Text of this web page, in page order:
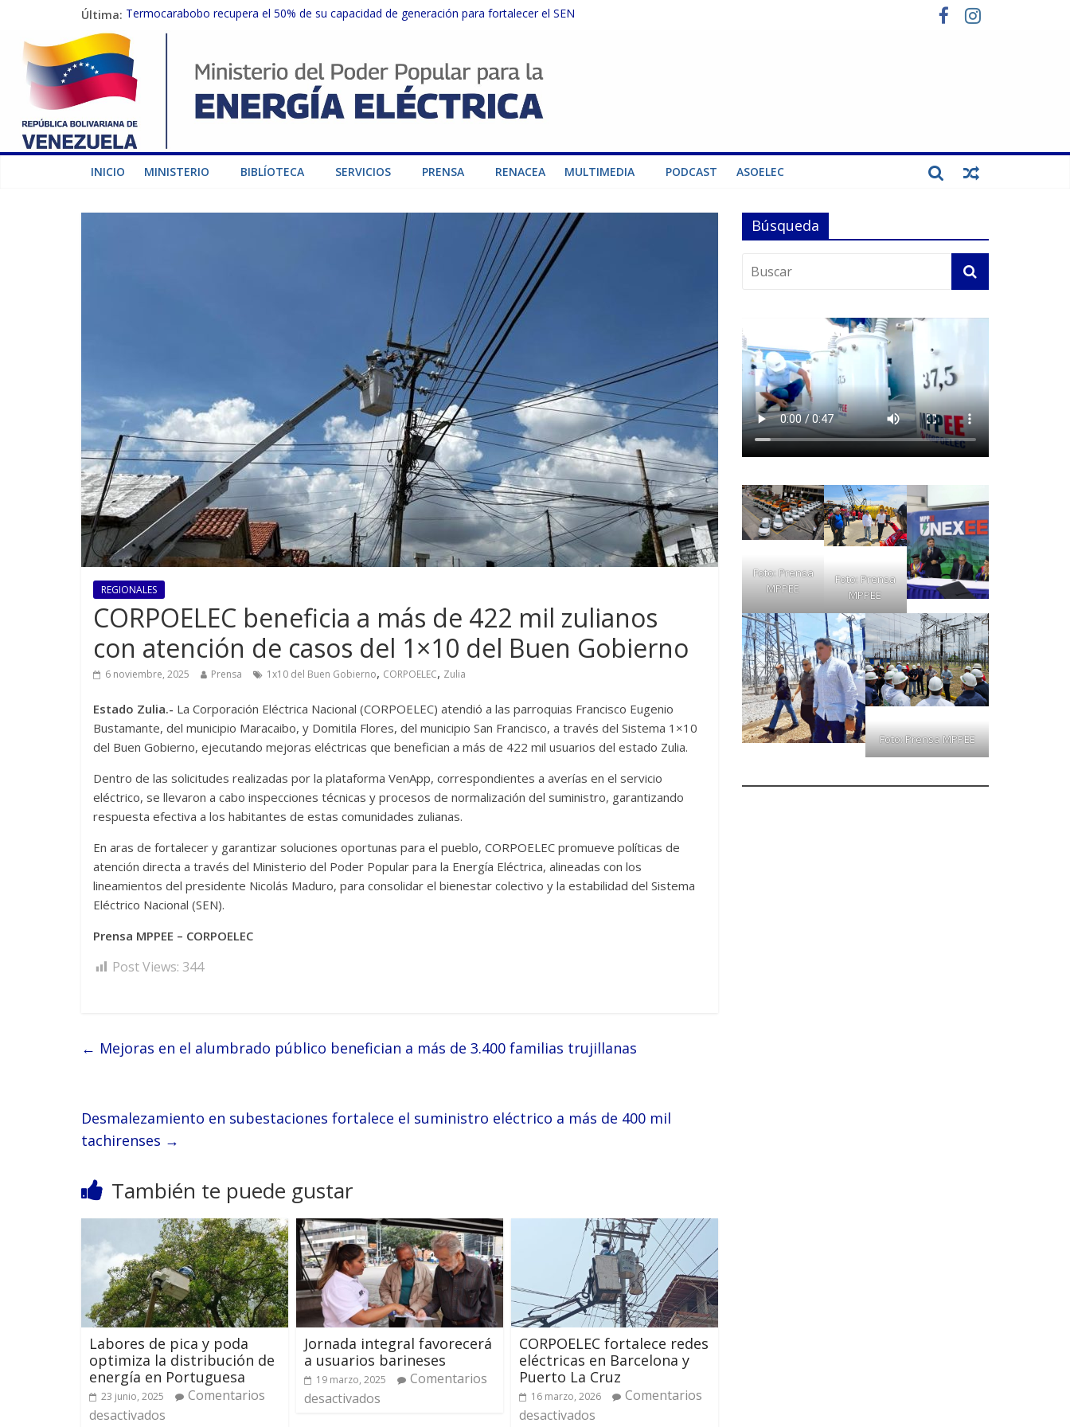
Última: Termocarabobo recupera el 50% de su capacidad de generación para fortalecer el SEN
MPPEE avanza en la recuperación de infraestructuras eléctricas afectadas por los sismos
Gobierno Nacional coordina acciones con el sector privado para fortalecer el SEN ante el «Súper Niño»
Inspeccionan trabajos de rehabilitación en instalaciones del SEN en Carabobo
Gobierno Nacional activa plan preventivo para fortalecer el SEN ante el fenómeno de El Niño
INICIO MINISTERIO BIBLÍOTECA SERVICIOS PRENSA RENACEA MULTIMEDIA PODCAST ASOELEC
REGIONALES
CORPOELEC beneficia a más de 422 mil zulianos
con atención de casos del 1×10 del Buen Gobierno
6 noviembre, 2025 Prensa 1x10 del Buen Gobierno, CORPOELEC, Zulia
Estado Zulia.- La Corporación Eléctrica Nacional (CORPOELEC) atendió a las parroquias Francisco Eugenio
Bustamante, del municipio Maracaibo, y Domitila Flores, del municipio San Francisco, a través del Sistema 1×10
del Buen Gobierno, ejecutando mejoras eléctricas que benefician a más de 422 mil usuarios del estado Zulia.
Dentro de las solicitudes realizadas por la plataforma VenApp, correspondientes a averías en el servicio
eléctrico, se llevaron a cabo inspecciones técnicas y procesos de normalización del suministro, garantizando
respuesta efectiva a los habitantes de estas comunidades zulianas.
En aras de fortalecer y garantizar soluciones oportunas para el pueblo, CORPOELEC promueve políticas de
atención directa a través del Ministerio del Poder Popular para la Energía Eléctrica, alineadas con los
lineamientos del presidente Nicolás Maduro, para consolidar el bienestar colectivo y la estabilidad del Sistema
Eléctrico Nacional (SEN).
Prensa MPPEE – CORPOELEC
Post Views: 344
← Mejoras en el alumbrado público benefician a más de 3.400 familias trujillanas
Desmalezamiento en subestaciones fortalece el suministro eléctrico a más de 400 mil
tachirenses →
También te puede gustar
Labores de pica y poda
optimiza la distribución de
energía en Portuguesa
23 junio, 2025
Comentarios
desactivados
Jornada integral favorecerá
a usuarios barineses
19 marzo, 2025
Comentarios
desactivados
CORPOELEC fortalece redes
eléctricas en Barcelona y
Puerto La Cruz
16 marzo, 2026
Comentarios
desactivados
Búsqueda
Foto: Prensa
MPPEE
Foto: Prensa
MPPEE
Foto: Prensa MPPEE